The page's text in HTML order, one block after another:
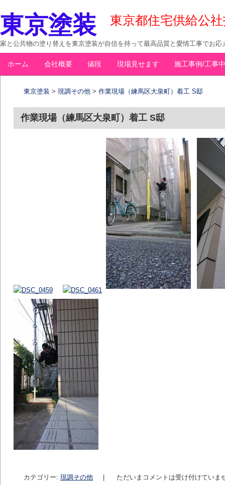
東京塗装
家と公共物の塗り替えを東京塗装が自信を持って最高品質と愛情工事でお
東京都住宅供給公
メインメニュー
コ
ホーム 会社概要 値段 現場見せます 施工事例/工事
東京塗装 >現調その他 >作業現場（練馬区大泉町）着工 S邸
作業現場（練馬区大泉町）着工 S邸
カテゴリー:現調その他 | ただいまコメントは受け付けていま